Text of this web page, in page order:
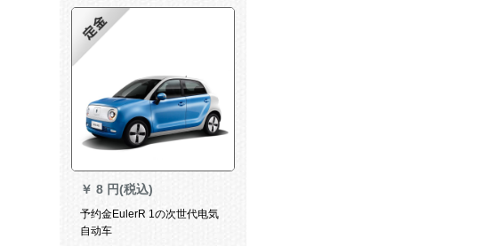
￥ 8 円(税込)
予约金EulerR 1の次世代电気
自动车